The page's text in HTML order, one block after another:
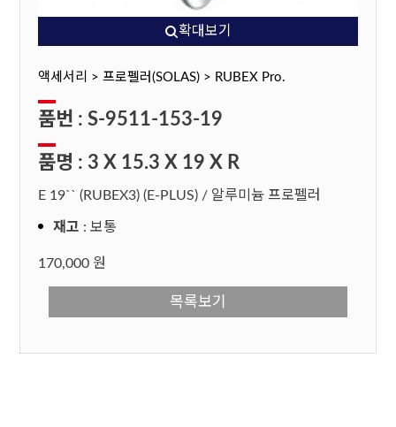
확대보기
액세서리 > 프로펠러(SOLAS) > RUBEX Pro.
품번 : S-9511-153-19
품명 : 3 X 15.3 X 19 X R
E 19`` (RUBEX3) (E-PLUS) / 알루미늄 프로펠러
재고 : 보통
170,000 원
목록보기